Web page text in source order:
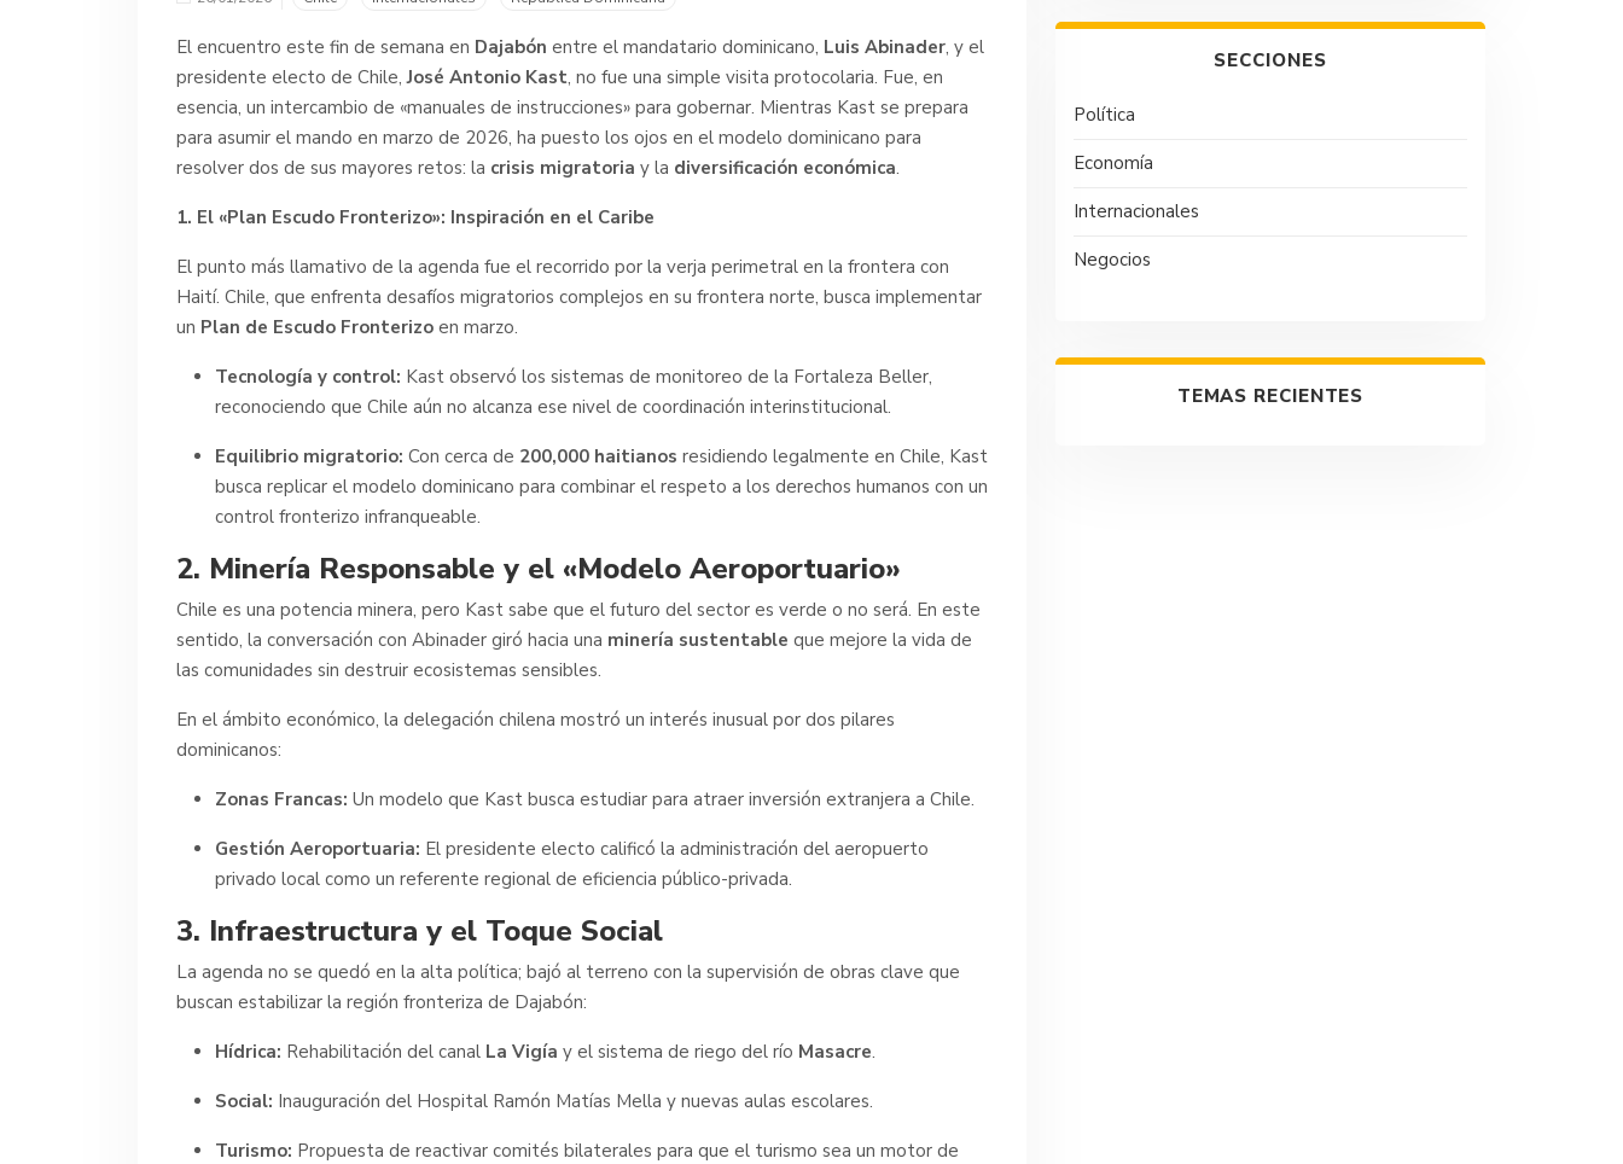
El encuentro este fin de semana en Dajabón entre el mandatario dominicano, Luis Abinader, y el
presidente electo de Chile,José Antonio Kast, no fue una simple visita protocolaria. Fue, en
esencia, un intercambio de «manuales de instrucciones» para gobernar. Mientras Kast se prepara
para asumir el mando en marzo de 2026, ha puesto los ojos en el modelo dominicano para
resolver dos de sus mayores retos: la crisis migratoria y la diversificación económica.
1. El «Plan Escudo Fronterizo»: Inspiración en el Caribe
El punto más llamativo de la agenda fue el recorrido por la verja perimetral en la frontera con
Haití. Chile, que enfrenta desafíos migratorios complejos en su frontera norte, busca implementar
un Plan de Escudo Fronterizo en marzo.
Tecnología y control: Kast observó los sistemas de monitoreo de la Fortaleza Beller,
reconociendo que Chile aún no alcanza ese nivel de coordinación interinstitucional.
Equilibrio migratorio: Con cerca de 200,000 haitianos residiendo legalmente en Chile, Kast
busca replicar el modelo dominicano para combinar el respeto a los derechos humanos con un
control fronterizo infranqueable.
2. Minería Responsable y el «Modelo Aeroportuario»
Chile es una potencia minera, pero Kast sabe que el futuro del sector es verde o no será. En este
sentido, la conversación con Abinader giró hacia una minería sustentable que mejore la vida de
las comunidades sin destruir ecosistemas sensibles.
En el ámbito económico, la delegación chilena mostró un interés inusual por dos pilares
dominicanos:
Zonas Francas: Un modelo que Kast busca estudiar para atraer inversión extranjera a Chile.
Gestión Aeroportuaria: El presidente electo calificó la administración del aeropuerto
privado local como un referente regional de eficiencia público-privada.
3. Infraestructura y el Toque Social
La agenda no se quedó en la alta política; bajó al terreno con la supervisión de obras clave que
buscan estabilizar la región fronteriza de Dajabón:
Hídrica: Rehabilitación del canal La Vigía y el sistema de riego del río Masacre.
Social: Inauguración del Hospital Ramón Matías Mella y nuevas aulas escolares.
Turismo: Propuesta de reactivar comités bilaterales para que el turismo sea un motor de
SECCIONES
Política
Economía
Internacionales
Negocios
TEMAS RECIENTES